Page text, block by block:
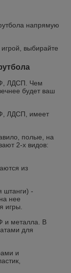
напрямую
выбирайте
ЛДСП. Чем
будет ваш
ЛДСП, имеет
полые, на
2-х видов:
из
штанги) -
нее
игры.
и металла. В
для
и